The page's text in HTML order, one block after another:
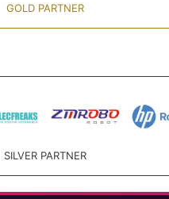
GOLD PARTNER
SILVER PARTNER